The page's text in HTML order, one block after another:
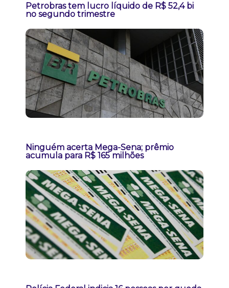
Petrobras tem lucro líquido de R$ 52,4 bi
no segundo trimestre
Ninguém acerta Mega-Sena; prêmio
acumula para R$ 165 milhões